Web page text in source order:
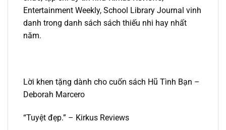
Entertainment Weekly, School Library Journal vinh
danh trong danh sách sách thiếu nhi hay nhất
năm.
Lời khen tặng dành cho cuốn sách Hũ Tình Bạn –
Deborah Marcero
“Tuyệt đẹp.” – Kirkus Reviews